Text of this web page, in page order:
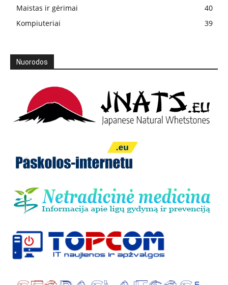
Maistas ir gėrimai
40
Kompiuteriai
39
Nuorodos